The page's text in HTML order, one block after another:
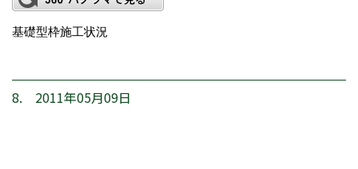
基礎型枠施工状況
8. 2011年05月09日